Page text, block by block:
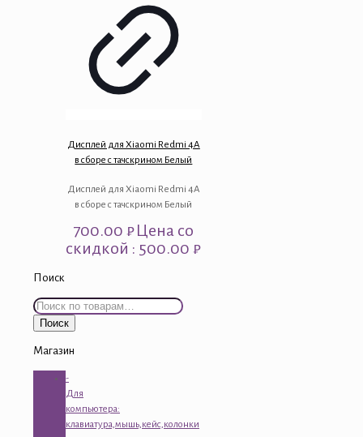
Дисплей для Xiaomi Redmi 4A
в сборе с тачскрином Белый
Дисплей для Xiaomi Redmi 4A
в сборе с тачскрином Белый
700.00₽Цена со
скидкой : 500.00 ₽
Поиск
Искать:
Поиск
Магазин
-
Для
компьютера:
клавиатура,мышь,кейс,колонки